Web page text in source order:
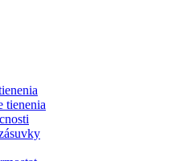
tienenia